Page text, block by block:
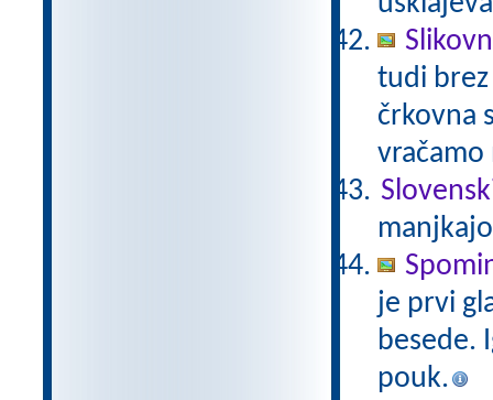
tudi
črkovna
vračamo
je prvi
besede.
pouk.